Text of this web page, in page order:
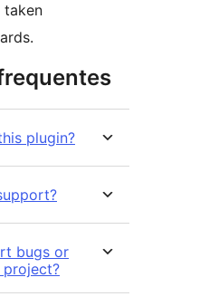
taken
plugin?
bugs or